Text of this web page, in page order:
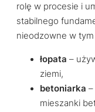
rolę w procesie i
stabilnego
nieodzowne w
łopata –
ziemi,
betoniarka
mieszanki